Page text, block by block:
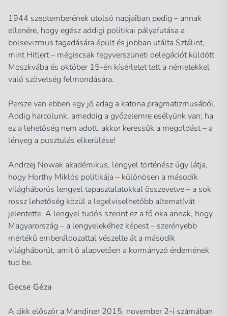
1944 szeptemberének utolsó napjaiban pedig – annak
ellenére, hogy egész addigi politikai pályafutása a
bolsevizmus tagadására épült és jobban utálta Sztálint,
mint Hitlert – mégiscsak fegyverszüneti delegációt küldött
Moszkvába és október 15-én kísérletet tett a németekkel
való szövetség felmondására.
Persze van ebben egy jó adag a katona pragmatizmusából.
Addig harcolunk, ameddig a győzelemre esélyünk van; ha
ez a lehetőség nem adott, akkor keressük a megoldást – a
lényeg a pusztulás elkerülése!
Andrzej Nowak akadémikus, lengyel történész úgy látja,
hogy Horthy Miklós politikája – különösen a második
világháborús lengyel tapasztalatokkal összevetve – a sok
rossz lehetőség közül a legelviselhetőbb alternatívát
jelentette. A lengyel tudós szerint ez a fő oka annak, hogy
Magyarország – a lengyelekéhez képest – szerényebb
mértékű emberáldozattal vészelte át a második
világháborút, amit ő alapvetően a kormányzó érdemének
tud be.
Gecse Géza
A cikk először a Mandiner 2015. november 2-i számában